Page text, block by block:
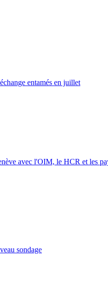
entamés en juillet
avec l'OIM, le HCR et les
sondage